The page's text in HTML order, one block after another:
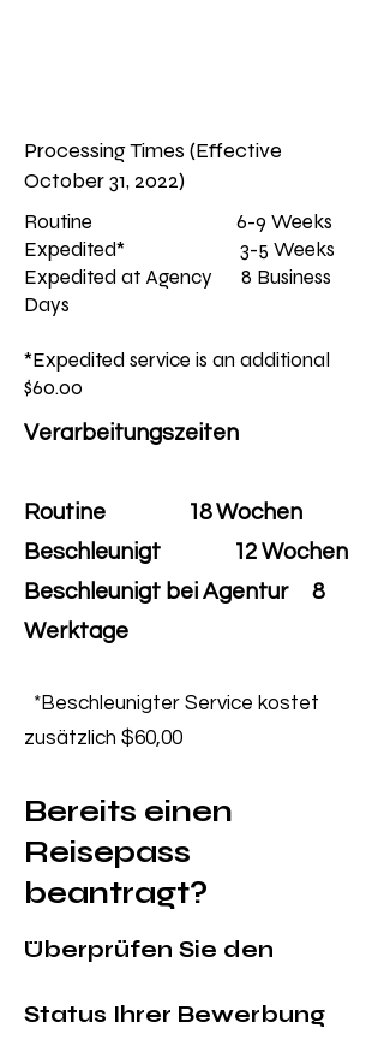
Processing Times (Effective
October 31, 2022)
Routine 6-9 Weeks
Expedited* 3-5 Weeks
Expedited at Agency 8 Business
Days
*Expedited service is an additional
$60.00
Verarbeitungszeiten
Routine
18 Wochen
Beschleunigt
12 Wochen
Beschleunigt bei Agentur
8
Werktage
*Beschleunigter Service kostet
zusätzlich $60,00
Bereits einen
Reisepass
beantragt?
Überprüfen Sie den
Status Ihrer Bewerbung